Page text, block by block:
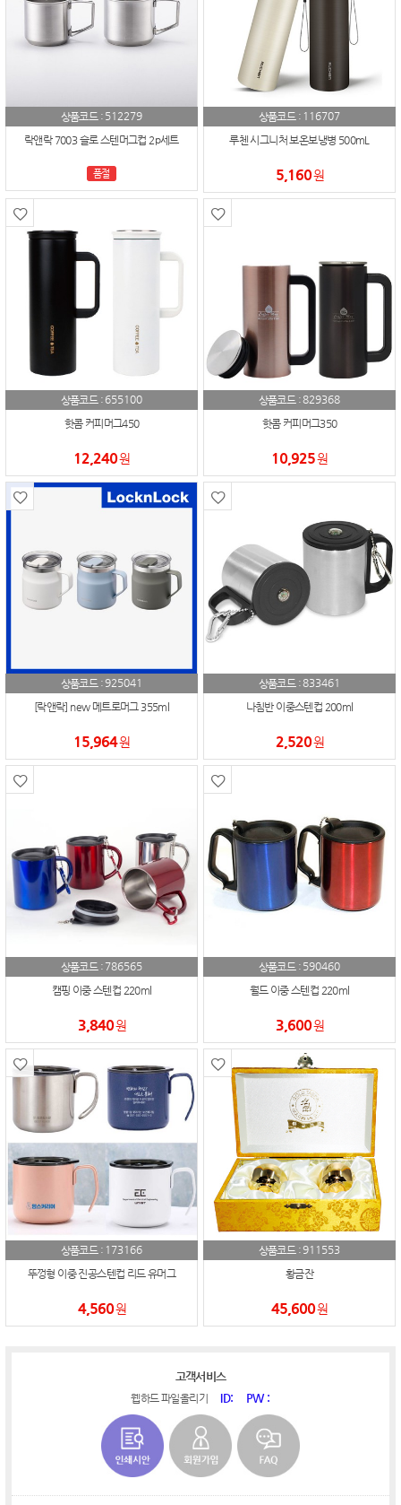
상품코드 : 512279
락앤락 7003 슬로 스텐머그컵 2p세트
품절
상품코드 : 116707
루첸 시그니처 보온보냉병 500mL
5,160원
상품코드 : 655100
핫콤 커피머그450
12,240원
상품코드 :829368
핫콤 커피머그350
10,925원
상품코드 :925041
[락앤락] new 메트로머그 355ml
15,964원
상품코드 :833461
나침반 이중스텐컵 200ml
2,520원
상품코드 : 786565
캠핑 이중 스텐컵 220ml
3,840원
상품코드 : 590460
월드 이중 스텐컵 220ml
3,600원
상품코드 : 173166
뚜껑형 이중 진공스텐컵 리드 유머그
4,560원
상품코드 :911553
황금잔
45,600원
고객서비스
웹하드 파일올리기 ID: PW :